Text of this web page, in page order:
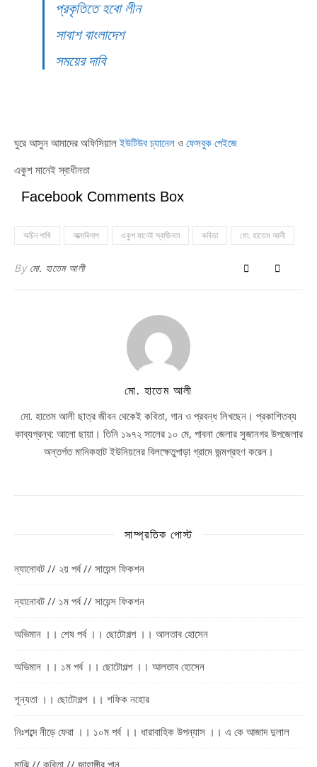
প্রকৃতিতে হবো লীন
সাবাশ বাংলাদেশ
সময়ের দাবি
ঘুরে আসুন আমাদের অফিসিয়ালইউটিউব চ্যানেল ও ফেসবুক পেইজে
একুশ মানেই স্বাধীনতা
Facebook Comments Box
অচিন পাখি আত্মবিলাপ একুশ মানেই স্বাধীনতা কবিতা মো. হাতেম আলী
By মো. হাতেম আলী
মো. হাতেম আলী
মো. হাতেম আলী ছাত্র জীবন থেকেই কবিতা, গান ও প্রবন্ধ লিখছেন। প্রকাশিতব্য
কাব্যগ্রন্থ: আলো ছায়া। তিনি ১৯৭২ সালের ১০ মে, পাবনা জেলার সুজানগর উপজেলার
অন্তর্গত মানিকহাট ইউনিয়নের বিলক্ষেতুপাড়া গ্রামে জন্মগ্রহণ করেন।
সাম্প্রতিক পোস্ট
ন্যানোবট // ২য় পর্ব // সায়েন্স ফিকশন
ন্যানোবট // ১ম পর্ব // সায়েন্স ফিকশন
অভিমান ।। শেষ পর্ব ।। ছোটোগল্প ।। আলতাব হোসেন
অভিমান ।। ১ম পর্ব ।। ছোটোগল্প ।। আলতাব হোসেন
শূন্যতা ।। ছোটোগল্প ।। শফিক নহোর
নিঃশব্দে নীড়ে ফেরা ।। ১০ম পর্ব ।। ধারাবাহিক উপন্যাস ।। এ কে আজাদ দুলাল